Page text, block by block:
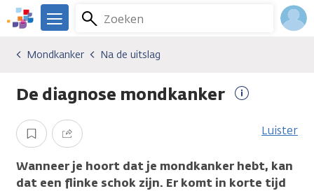
Overslaan
en
gaan
We
er
je.
Zoeken
Menu
Kankersoorten
Mondkanker
Na de uitslag
Mondkanker Na de uitslag
De diagnose mondkanker
informatie
Opslaan Delen Luister
Wanneer je hoort dat je mondkanker hebt, kan
dat een flinke schok zijn. Er komt in korte tijd